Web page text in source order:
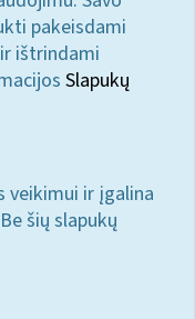
pakeisdami
ištrindami
Slapukų
veikimui ir įgalina
šių slapukų